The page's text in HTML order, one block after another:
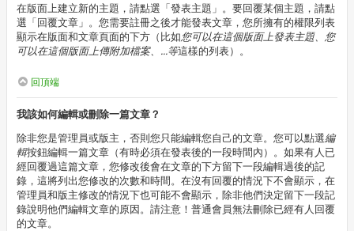
在版面上建立新的主題，請點選「發表主題」。要回覆某個主題，請點
選「回覆文章」。您需要註冊之後才能發表文章，您所擁有的權限列表
顯示在版面和文章頁面的下方（比如您可以在這個版面上發表主題、您
可以在這個版面上傳附加檔案、...等這樣的列表）。
回頂端
我該如何編輯或刪除一篇文章？
除非您是管理員或版主，否則您只能編輯您自己的文章。您可以點選編
輯按鈕編輯一篇文章（有時必須在發表後的一段時間內）。如果有人已
經回覆過這篇文章，您修改後會在文章的下方留下一段編輯過後的記
錄，這將列出您修改的次數和時間。在沒有回覆的情況下不會顯示，在
管理員和版主修改的情況下也可能不會顯示，除非他們決定留下一段記
錄說明他們編輯文章的原因。請注意！普通會員無法刪除已經有人回覆
的文章。